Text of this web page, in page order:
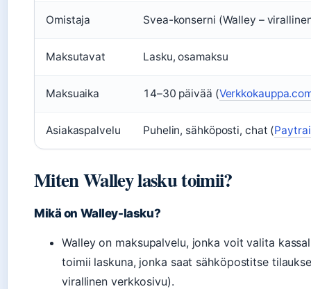
Omistaja Svea-konserni (Walley –
Maksutavat Lasku, osamaksu
Maksuaika 14–30 päivää (
Asiakaspalvelu Puhelin, sähköposti, chat (
Miten Walley lasku toimii?
Mikä on Walley-lasku?
Walley on maksupalvelu, jonka voit valita
toimii laskuna, jonka saat sähköpostitse
virallinen verkkosivu).